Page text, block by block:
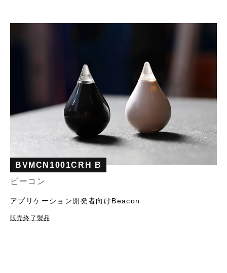
BVMCN1001CRH B
ビーコン
アプリケーション開発者向けBeacon
販売終了製品